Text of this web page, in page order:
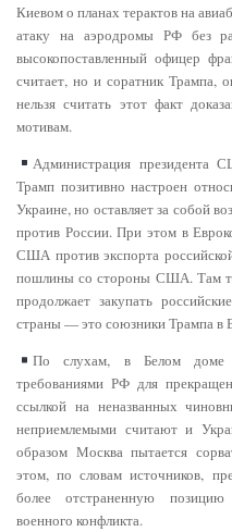
Киевом о планах терактов на
атаку на аэродромы РФ без
высокопоставленный офицер
считает, но и соратник Трампа,
нельзя считать этот факт
мотивам.
Администрация президента
Трамп позитивно настроен
Украине, но оставляет за собой
против России. При этом в
США против экспорта
пошлины со стороны США. Там
продолжает закупать
страны — это союзники Трампа в
По слухам, в Белом доме
требованиями РФ для
ссылкой на неназванных
неприемлемыми считают и
образом Москва пытается
этом, по словам источников,
более отстраненную позицию
военного конфликта.